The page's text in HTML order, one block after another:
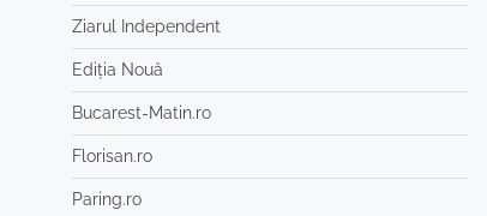
Ziarul Independent
Ediția Nouă
Bucarest-Matin.ro
Florisan.ro
Paring.ro